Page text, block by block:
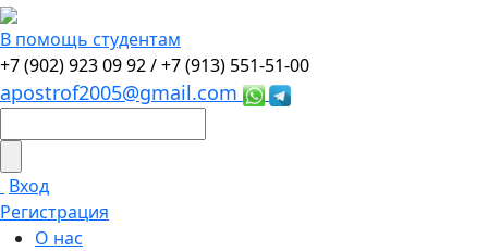
В помощь студентам
+7 (902) 923 09 92 /+7 (913) 551-51-00
apostrof2005@gmail.com
Вход
Регистрация
О нас